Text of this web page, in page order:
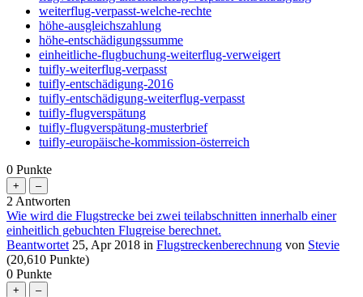
weiterflug-verpasst-welche-rechte
höhe-ausgleichszahlung
höhe-entschädigungssumme
einheitliche-flugbuchung-weiterflug-verweigert
tuifly-weiterflug-verpasst
tuifly-entschädigung-2016
tuifly-entschädigung-weiterflug-verpasst
tuifly-flugverspätung
tuifly-flugverspätung-musterbrief
tuifly-europäische-kommission-österreich
0 Punkte
2 Antworten
Wie wird die Flugstrecke bei zwei teilabschnitten innerhalb einer
einheitlich gebuchten Flugreise berechnet.
Beantwortet 25, Apr 2018 in Flugstreckenberechnung von Stevie
(20,610 Punkte)
0 Punkte